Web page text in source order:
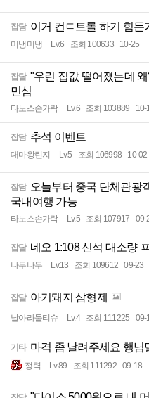
잡담 이거 컨ㄷ트롤 하기 힘든
미냉미냉 Lv.6 조회 100633 10-25
잡담 "우린 집값 떨어졌는데
민심
타노스손가락 Lv.6 조회 103889 10-
잡담 추석 이벤트
대마왕린지 Lv.5 조회 106998 10-02
잡담 오늘부터 중국 단체관광
국내여행 가능
타노스손가락 Lv.5 조회 107917 09-
잡담 네오 1:108 신석 대소량
나두나두 Lv.13 조회 109612 09-23
잡담 아기돼지 삼형제
날아라물티슈 Lv.4 조회 111225 09-
기타 마격 좀 날려주세요 행님
정력 Lv.89 조회 111292 09-18